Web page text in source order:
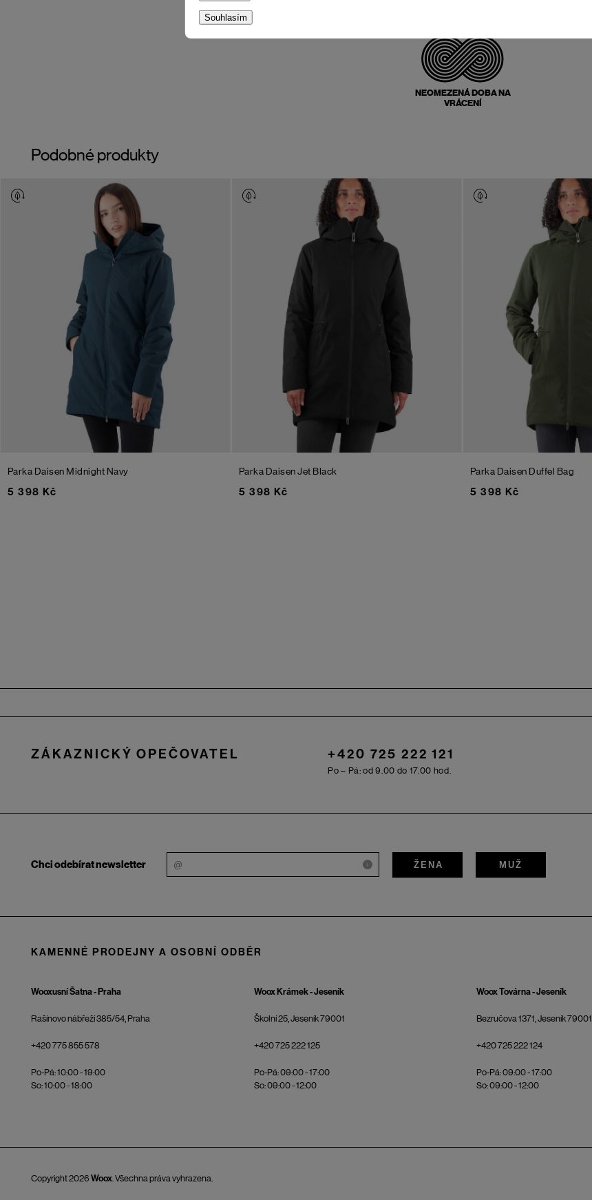
Souhlasím
NEOMEZENÁ DOBA NA
VRÁCENÍ
Podobné produkty
Parka Daisen Midnight Navy
5 398 Kč
Parka DaisenJet Black
5 398 Kč
Parka Daisen Duffel Bag
5 398 Kč
ZÁKAZNICKÝ OPEČOVATEL +420 725 222 121
Po – Pá: od 9.00 do 17.00 hod.
Chci odebírat newsletter i ŽENA MUŽ
KAMENNÉ PRODEJNY A OSOBNÍ ODBĚR
Wooxusní Šatna - Praha
Rašínovo nábřeží 385/54, Praha
+420 775 855 578
Po-Pá: 10:00 - 19:00
So: 10:00 - 18:00
Woox Krámek - Jeseník
Školní 25, Jeseník 79001
+420 725 222 125
Po-Pá: 09:00 - 17:00
So: 09:00 - 12:00
Woox Továrna - Jeseník
Bezručova 1371, Jeseník 79001
+420 725 222 124
Po-Pá: 09:00 - 17:00
So: 09:00 - 12:00
Copyright 2026 Woox. Všechna práva vyhrazena.